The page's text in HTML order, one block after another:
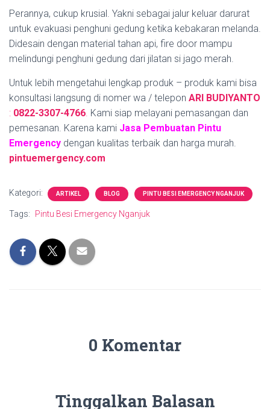
Perannya, cukup krusial. Yakni sebagai jalur keluar darurat
untuk evakuasi penghuni gedung ketika kebakaran melanda.
Didesain dengan material tahan api, fire door mampu
melindungi penghuni gedung dari jilatan si jago merah.
Untuk lebih mengetahui lengkap produk – produk kami bisa
konsultasi langsung di nomer wa / telepon ARI BUDIYANTO
: 0822-3307-4766. Kami siap melayani pemasangan dan
pemesanan. Karena kami Jasa Pembuatan Pintu
Emergency dengan kualitas terbaik dan harga murah.
pintuemergency.com
Kategori: ARTIKEL BLOG PINTU BESI EMERGENCY NGANJUK
Tags: Pintu Besi Emergency Nganjuk
0 Komentar
Tinggalkan Balasan